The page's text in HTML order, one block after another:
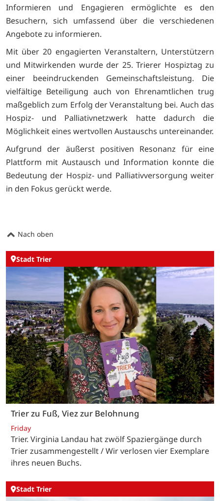
Informieren und Engagieren ermöglichte es den
Besuchern, sich umfassend über die verschiedenen
Angebote zu informieren.
Mit über 20 engagierten Veranstaltern, Unterstützern
und Mitwirkenden wurde der 25. Trierer Hospiztag zu
einer beeindruckenden Gemeinschaftsleistung. Die
vielfältige Beteiligung auch von Ehrenamtlichen trug
maßgeblich zum Erfolg der Veranstaltung bei. Auch das
Hospiz- und Palliativnetzwerk hatte dadurch die
Möglichkeit eines wertvollen Austauschs untereinander.
Aufgrund der äußerst positiven Resonanz für eine
Plattform mit Austausch und Information konnte die
Bedeutung der Hospiz- und Palliativversorgung weiter
in den Fokus gerückt werde.
Nach oben
Stadt Trier
Trier zu Fuß, Viez zur Belohnung
Friday
Trier. Virginia Landau hat zwölf Spaziergänge durch
Trier zusammengestellt / Wir verlosen vier Exemplare
ihres neuen Buchs.
Stadt Trier